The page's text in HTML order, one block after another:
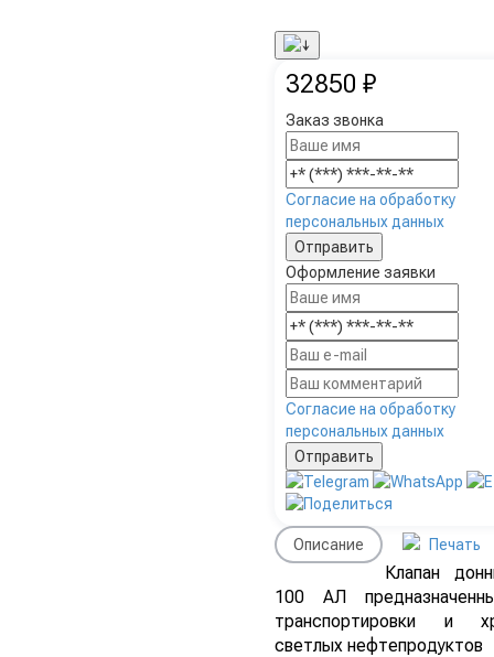
32850 ₽
Заказ звонка
Согласие на обработку
персональных данных
Оформление заявки
Согласие на обработку
персональных данных
Описание Печать
Клапан
100 АЛ
транспортировки и
светлых нефтепродуктов